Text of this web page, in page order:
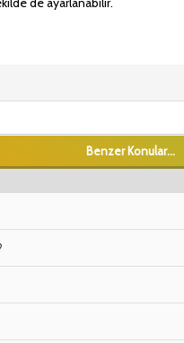
Benzer Konular...